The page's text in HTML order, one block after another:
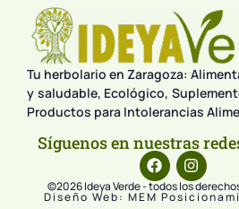
Tu herbolario en Zaragoza:
y saludable, Ecológico,
Productos para Intolerancias
Síguenos en nuestras
©2026 Ideya Verde - todos los
Diseño Web: MEM